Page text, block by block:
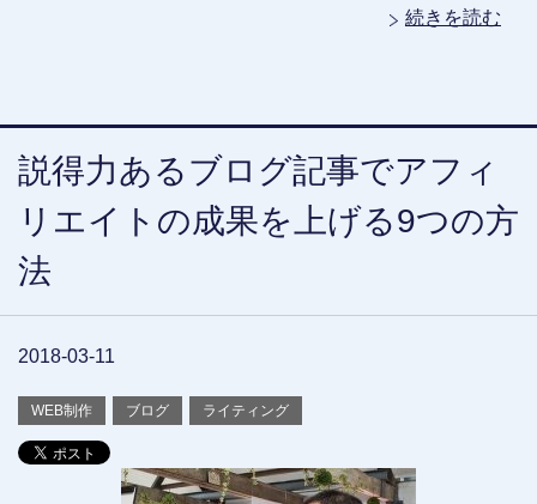
続きを読む
説得力あるブログ記事でアフィ
リエイトの成果を上げる9つの方
法
2018-03-11
WEB制作 ブログ ライティング